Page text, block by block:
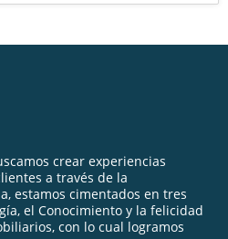
crear experiencias
a través de la
estamos cimentados en tres
el Conocimiento y la felicidad
con lo cual logramos